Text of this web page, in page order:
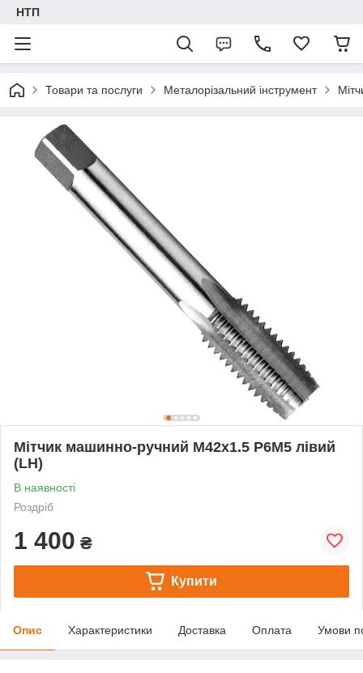
НТП
Товари та послуги Металорізальний інструмент
Мітчик машинно-ручний М42х1.5 Р6М5 лівий
(LH)
В наявності
Роздріб
1 400 ₴
Купити
Опис Характеристики Доставка Оплата Умови